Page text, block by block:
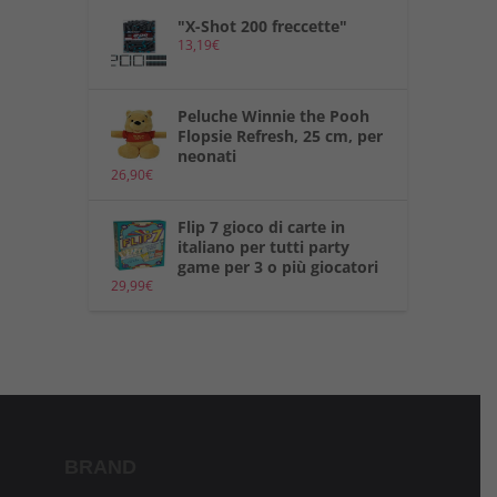
"X-Shot 200 freccette"
13,19€
Peluche Winnie the Pooh
Flopsie Refresh, 25 cm, per
neonati
26,90€
Flip 7 gioco di carte in
italiano per tutti party
game per 3 o più giocatori
29,99€